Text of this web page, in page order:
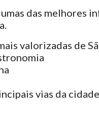
das melhores
valorizadas de
vias da cidade